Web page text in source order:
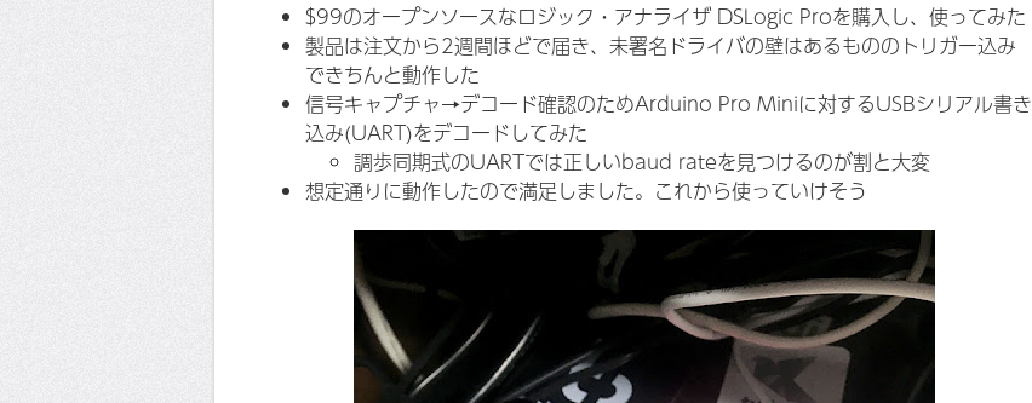
$99のオープンソースなロジック・アナライザ DSLogic Proを購入し、使ってみた
製品は注文から2週間ほどで届き、未署名ドライバの壁はあるもののトリガー込み
できちんと動作した
信号キャプチャ→デコード確認のためArduino Pro Miniに対するUSBシリアル書き
込み(UART)をデコードしてみた
調歩同期式のUARTでは正しいbaud rateを見つけるのが割と大変
想定通りに動作したので満足しました。これから使っていけそう